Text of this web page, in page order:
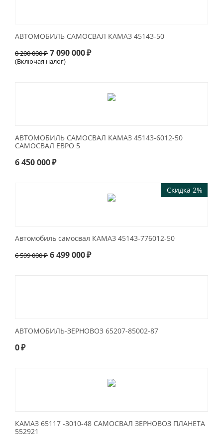
АВТОМОБИЛЬ САМОСВАЛ КАМАЗ 45143-50
8 200 000₽ 7 090 000₽
(Включая налог)
АВТОМОБИЛЬ САМОСВАЛ КАМАЗ 45143-6012-50
САМОСВАЛ ЕВРО 5
6 450 000₽
Скидка 2%
Автомобиль самосвал КАМАЗ 45143-776012-50
6 599 000₽ 6 499 000₽
АВТОМОБИЛЬ-ЗЕРНОВОЗ 65207-85002-87
0₽
КАМАЗ 65117 -3010-48 САМОСВАЛ ЗЕРНОВОЗ ПЛАНЕТА
552921